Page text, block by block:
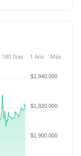
180 Dias 1 Ano Máx.
$1,900.000
$1,920.000
$1,940.000